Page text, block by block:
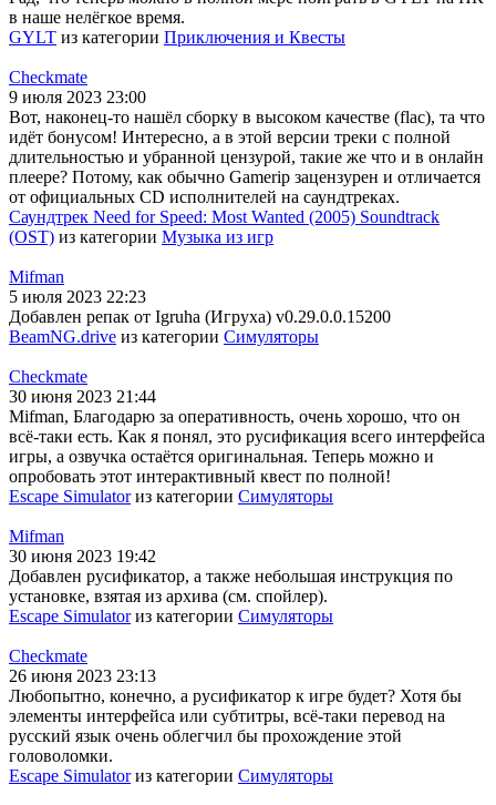
в наше нелёгкое время.
GYLT из категории Приключения и Квесты
Checkmate
9 июля 2023 23:00
Вот, наконец-то нашёл сборку в высоком качестве (flac), та что
идёт бонусом! Интересно, а в этой версии треки с полной
длительностью и убранной цензурой, такие же что и в онлайн
плеере? Потому, как обычно Gamerip зацензурен и отличается
от официальных CD исполнителей на саундтреках.
Саундтрек Need for Speed: Most Wanted (2005) Soundtrack
(OST) из категории Музыка из игр
Mifman
5 июля 2023 22:23
Добавлен репак от Igruha (Игруха) v0.29.0.0.15200
BeamNG.drive из категории Симуляторы
Checkmate
30 июня 2023 21:44
Mifman, Благодарю за оперативность, очень хорошо, что он
всё-таки есть. Как я понял, это русификация всего интерфейса
игры, а озвучка остаётся оригинальная. Теперь можно и
опробовать этот интерактивный квест по полной!
Escape Simulatorиз категории Симуляторы
Mifman
30 июня 2023 19:42
Добавлен русификатор, а также небольшая инструкция по
установке, взятая из архива (см. спойлер).
Escape Simulatorиз категории Симуляторы
Checkmate
26 июня 2023 23:13
Любопытно, конечно, а русификатор к игре будет? Хотя бы
элементы интерфейса или субтитры, всё-таки перевод на
русский язык очень облегчил бы прохождение этой
головоломки.
Escape Simulatorиз категории Симуляторы